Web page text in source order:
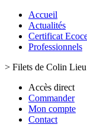
Accueil
Actualités
Certificat
Professionnels
> Filets de Colin
Accès direct
Commander
Mon compte
Contact